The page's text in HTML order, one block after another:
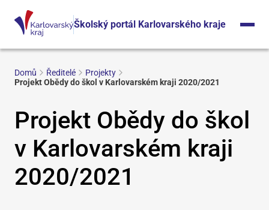
Školský portál Karlovarského kraje
Domů Ředitelé
Projekty
Projekt Obědy do škol v Karlovarském kraji 2020/2021
Projekt Obědy do škol
v Karlovarském kraji
2020/2021